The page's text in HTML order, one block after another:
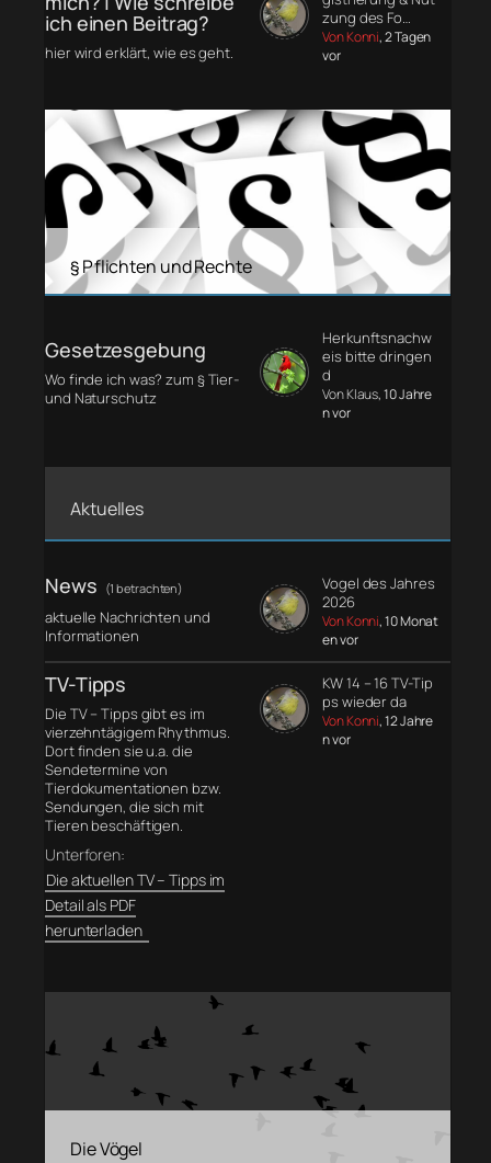
ich einen Beitrag?
hier wird erklärt, wie es geht.
zung des Fo…
Von Konni, 2 Tagen
vor
§ Pflichten und Rechte
Gesetzesgebung
Wo finde ich was? zum § Tier-
und Naturschutz
Herkunftsnachw
eis bitte dringen
d
Von Klaus, 10 Jahre
n vor
Aktuelles
News (1 betrachten)
aktuelle Nachrichten und
Informationen
Vogel des Jahres
2026
Von Konni, 10 Monat
en vor
TV-Tipps
Die TV – Tipps gibt es im
vierzehntägigem Rhythmus.
Dort finden sie u.a. die
Sendetermine von
Tierdokumentationen bzw.
Sendungen, die sich mit
Tieren beschäftigen.
Unterforen:
Die aktuellen TV – Tipps im
Detail als PDF
herunterladen
KW 14 – 16 TV-Tip
ps wieder da
Von Konni, 12 Jahre
n vor
Die Vögel